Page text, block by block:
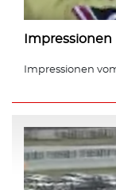
Impressionen
Impressionen